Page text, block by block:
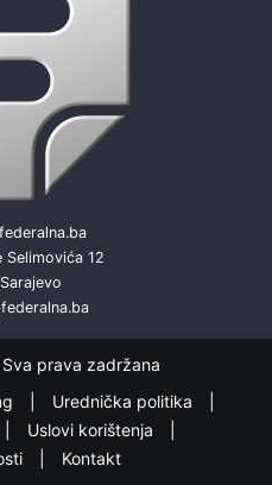
Selimovića 12
prava zadržana
Urednička politika
Uslovi korištenja
Kontakt